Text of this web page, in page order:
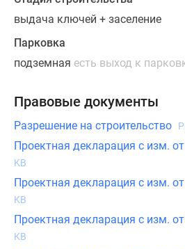
лоты
площадью
25
до
58
кв.
м.
с
высокими
потолками
(3
выдача ключей + заселение
Парковка
подземная есть выход к
Правовые документы
Разрешение на строительство
Проектная декларация с изм.
KB
Проектная декларация с изм.
KB
Проектная декларация с изм.
KB